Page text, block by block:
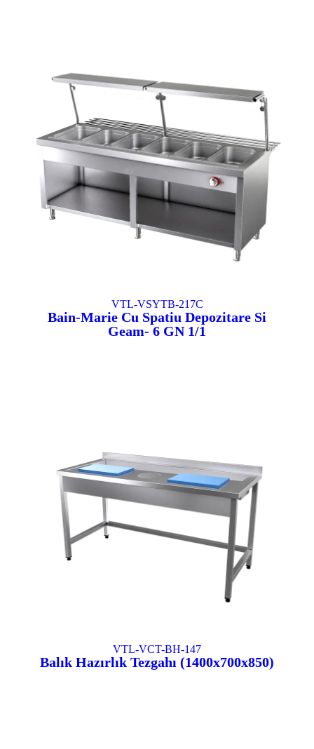
VTL-VSYTB-217C
Bain-Marie Cu Spatiu Depozitare Si
Geam- 6 GN 1/1
VTL-VCT-BH-147
Balık Hazırlık Tezgahı (1400x700x850)